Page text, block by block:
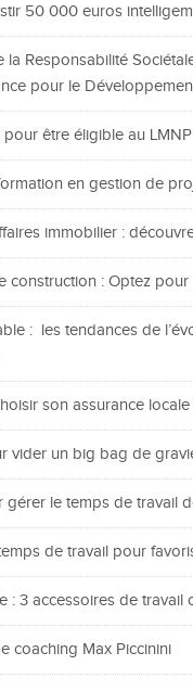
50 000 euros
la Responsabilité
pour le
pour être éligible au LMNP
en gestion de
immobilier :
construction : Optez
: les tendances de
son assurance
vider un big bag de
gérer le temps de travail
de travail pour
: 3 accessoires de travail
coaching Max Piccinini